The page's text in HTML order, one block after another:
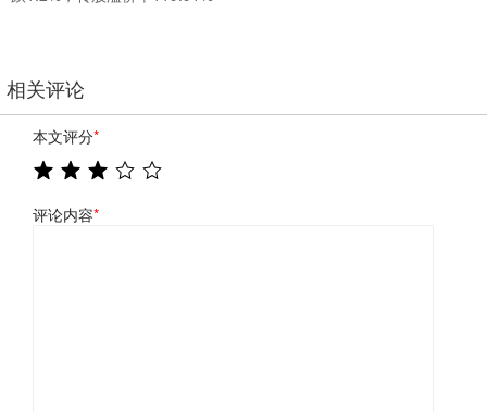
相关评论
本文评分*
评论内容*